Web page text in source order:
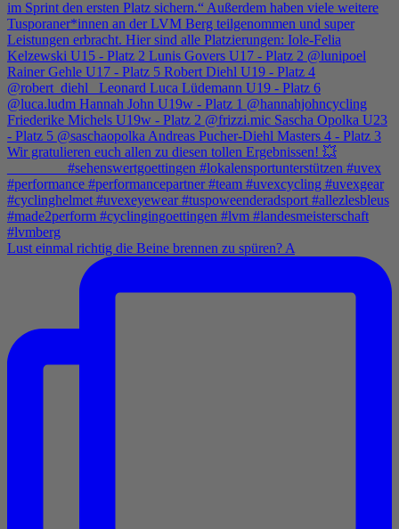
Lust einmal richtig die Beine brennen zu spüren? A